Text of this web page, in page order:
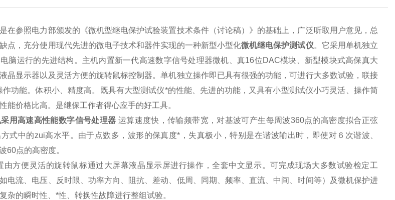
是在参照电力部颁发的《微机型继电保护试验装置技术条件（讨论稿）》的基础上，广泛听取用户意见，总
点，充分使用现代先进的微电子技术和器件实现的一种新型小型化微机继电保护测试仪。它采用单机独立
脑运行的先进结构。主机内置新一代高速数字信号处理器微机、真16位DAC模块、新型模块式高保真大
晶显示器以及灵活方便的旋转鼠标控制器。单机独立操作即已具有很强的功能，可进行大多数试验，联接
作功能。体积小、精度高。既具有大型测试仪*的性能、先进的功能，又具有小型测试仪小巧灵活、操作简
能价格比高。是继保工作者得心应手的好工具。
用高速高性能数字信号处理器 运算速度快，传输频带宽，对基波可产生每周波360点的高密度拟合正弦
式中的zui高水平。由于点数多，波形的保真度*，失真极小，特别是在谐波输出时，即使对６次谐波、
60点的高密度。
由方便灵活的旋转鼠标通过大屏幕液晶显示屏进行操作，全套中文显示。可完成现场大多数试验检定工
电流、电压、反时限、功率方向、阻抗、差动、低周、同期、频率、直流、中间、时间等）及微机保护进
杂的瞬时性、*性、转换性故障进行整组试验。